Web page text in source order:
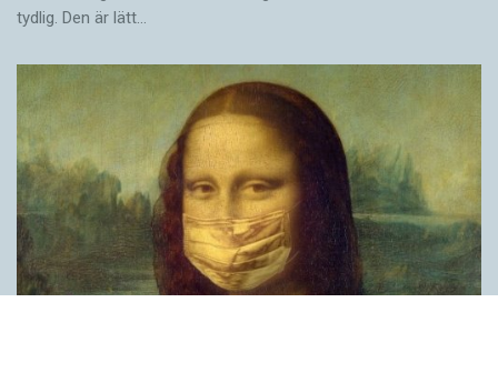
tydlig. Den är lätt…